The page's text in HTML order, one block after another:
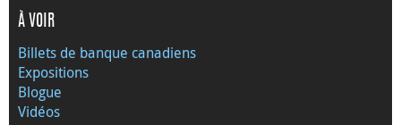
À VOIR
Billets de banque canadiens
Expositions
Blogue
Vidéos